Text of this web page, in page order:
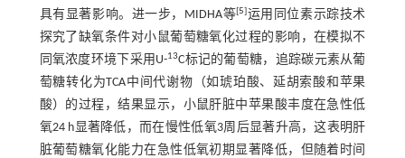
具有显著影响。进一步，MIDHA等[5]运用同位素示踪技术
探究了缺氧条件对小鼠葡萄糖氧化过程的影响，在模拟不
同氧浓度环境下采用U-13C标记的葡萄糖，追踪碳元素从葡
萄糖转化为TCA中间代谢物（如琥珀酸、延胡索酸和苹果
酸）的过程，结果显示，小鼠肝脏中苹果酸丰度在急性低
氧24 h显著降低，而在慢性低氧3周后显著升高，这表明肝
脏葡萄糖氧化能力在急性低氧初期显著降低，但随着时间